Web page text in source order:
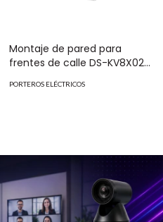
Montaje de pared para
frentes de calle DS-KV8X02-
PORTEROS ELÉCTRICOS